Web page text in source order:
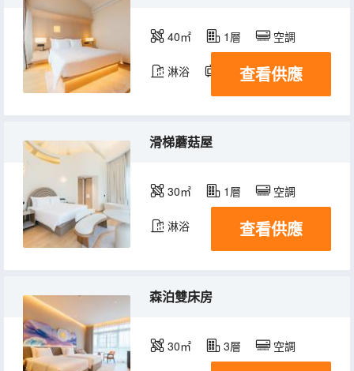
40㎡ 1層 空調
淋浴 電視機
查看供應
滑梯蘑菇屋
30㎡ 1層 空調
淋浴 查看供應
森泊雙床房
30㎡ 3層 空調